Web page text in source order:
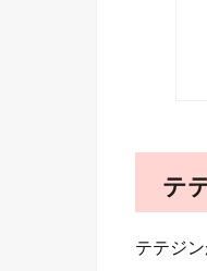
テ
テテジ